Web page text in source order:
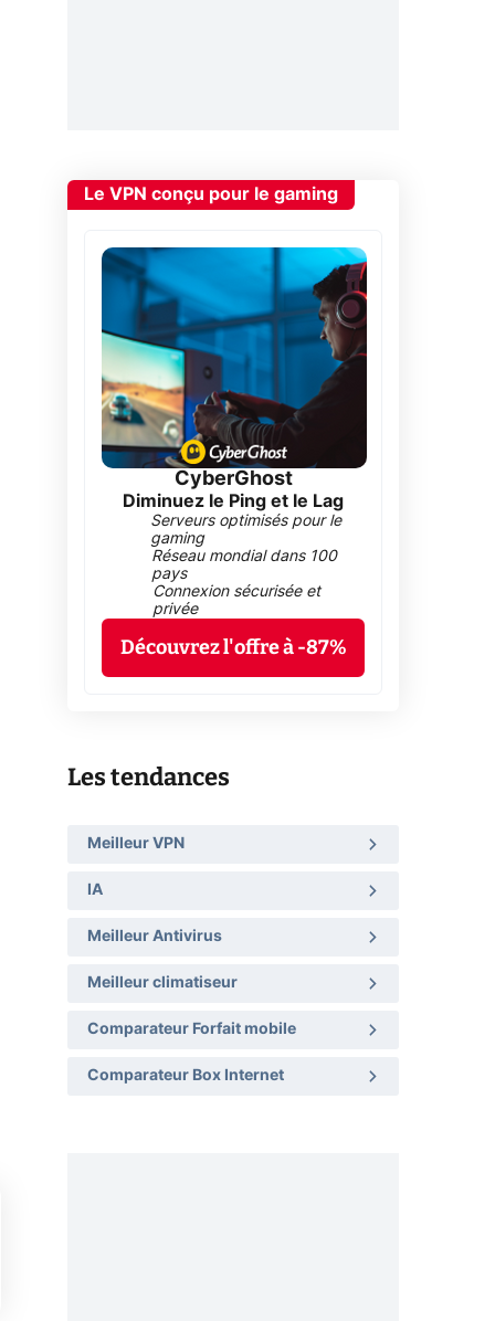
Le VPN conçu pour le gaming
CyberGhost
Diminuez le Ping et le Lag
Serveurs optimisés pour le
gaming
Réseau mondial dans 100
pays
Connexion sécurisée et
privée
Découvrez l'offre à -87%
Les tendances
Meilleur VPN
IA
Meilleur Antivirus
Meilleur climatiseur
Comparateur Forfait mobile
Comparateur Box Internet